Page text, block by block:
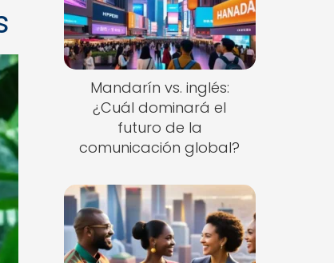
Mandarín vs. inglés:
¿Cuál dominará el
futuro de la
comunicación global?